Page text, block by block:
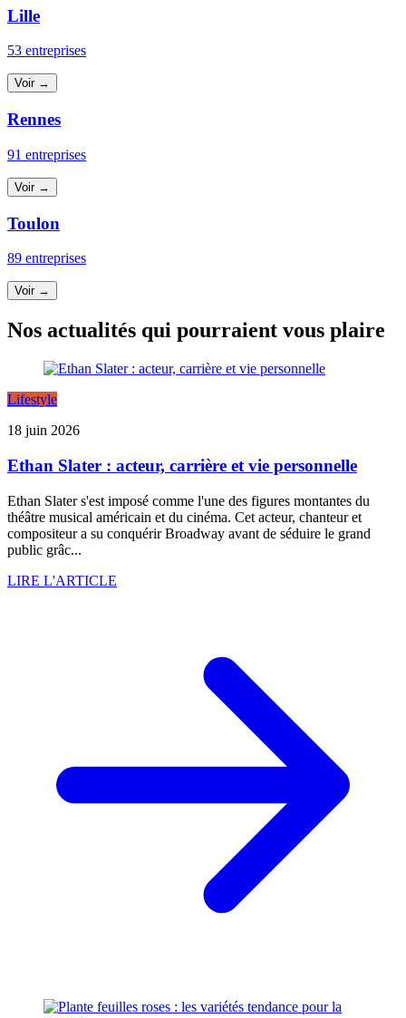
Lille
53 entreprises
Voir →
Rennes
91 entreprises
Voir →
Toulon
89 entreprises
Voir →
Nos actualités qui pourraient vous plaire
Lifestyle
18 juin 2026
Ethan Slater : acteur, carrière et vie personnelle
Ethan Slater s'est imposé comme l'une des figures montantes du
théâtre musical américain et du cinéma. Cet acteur, chanteur et
compositeur a su conquérir Broadway avant de séduire le grand
public grâc...
LIRE L'ARTICLE